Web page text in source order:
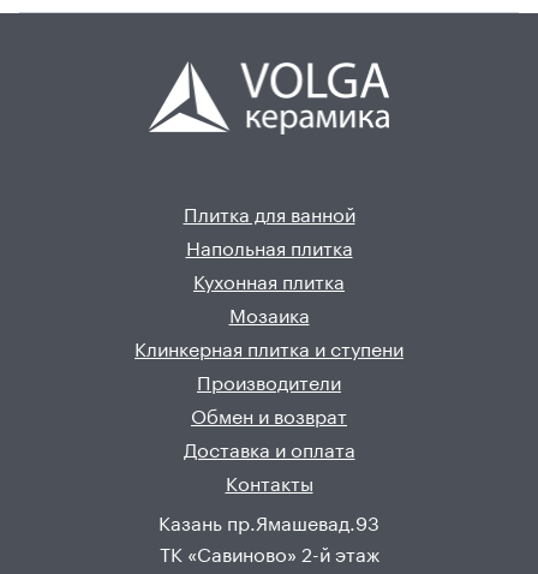
Плитка для ванной
Напольная плитка
Кухонная плитка
Мозаика
Клинкерная плитка и ступени
Производители
Обмен и возврат
Доставка и оплата
Контакты
Казань пр.Ямашевад.93
ТК «Савиново» 2-й этаж